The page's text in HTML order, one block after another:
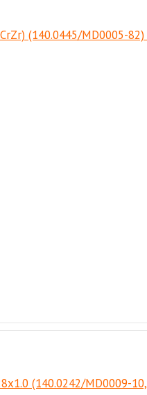
(140.0445/MD0005-82)
(140.0242/MD0009-